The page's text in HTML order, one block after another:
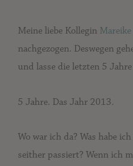
Meine liebe Kollegin Mareike
nachgezogen. Deswegen
und lasse die letzten 5
5 Jahre. Das Jahr 2013.
Wo war ich da? Was habe
seither passiert? Wenn ich